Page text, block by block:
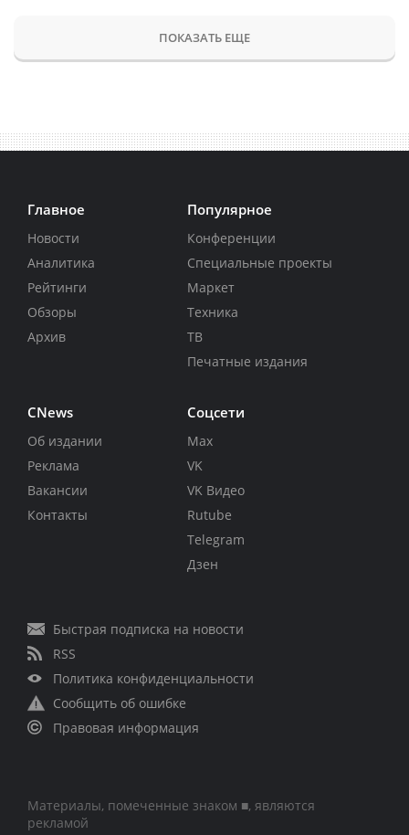
ПОКАЗАТЬ ЕЩЕ
Главное
Новости
Аналитика
Рейтинги
Обзоры
Архив
Популярное
Конференции
Специальные проекты
Маркет
Техника
ТВ
Печатные издания
CNews
Об издании
Реклама
Вакансии
Контакты
Соцсети
Max
VK
VK Видео
Rutube
Telegram
Дзен
Быстрая подписка на новости
RSS
Политика конфиденциальности
Сообщить об ошибке
Правовая информация
Материалы, помеченные знаком ■, являются
рекламой